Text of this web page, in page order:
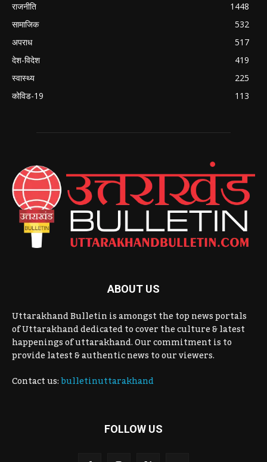
राजनीति
1448
सामाजिक
532
अपराध
517
देश-विदेश
419
स्वास्थ्य
225
कोविड-19
113
ABOUT US
Uttarakhand Bulletin is amongst the top news portals
of Uttarakhand dedicated to cover the culture & latest
happenings of uttarakhand. Our commitment is to
provide latest & authentic news to our viewers.
Contact us:bulletinuttarakhand
FOLLOW US